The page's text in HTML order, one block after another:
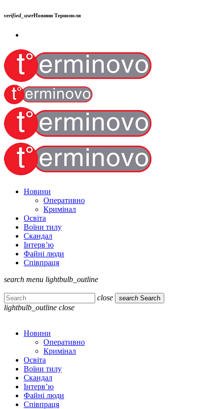
verified_userНовини Тернополя
Новини
Оперативно
Кримінал
Освіта
Воїни тилу
Скандал
Інтерв’ю
Файні люди
Співпраця
search menu lightbulb_outline
close search Search
lightbulb_outline close
Новини
Оперативно
Кримінал
Освіта
Воїни тилу
Скандал
Інтерв’ю
Файні люди
Співпраця